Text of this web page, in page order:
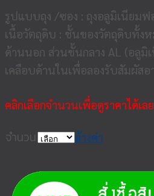
รูปแบบถุง /ซอง : ถุงอลูมิเนียม
เนื้อวัตถุดิบ : ชั้นของวัตถุดิบทั้ง
ด้านนอก ส่วนชั้นกลาง AL (อลูมิ
เคลือบด้านในเพื่อลองรับสัมผัสอ
คลิกเลือกจำนวนเพื่อดูราคาได้เลย
จำนวน ล้างค่า